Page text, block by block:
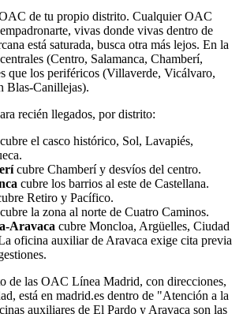
de tu propio distrito. Cualquier OAC
vivas donde vivas dentro de
está saturada, busca otra más lejos. En la
(Centro, Salamanca, Chamberí,
que los periféricos (Villaverde, Vicálvaro,
Blas-Canillejas).
recién llegados, por distrito:
cubre el casco histórico, Sol, Lavapiés,
cubre Chamberí y desvíos del centro.
cubre los barrios al este de Castellana.
Retiro y Pacífico.
cubre la zona al norte de Cuatro Caminos.
Aravaca cubre Moncloa, Argüelles, Ciudad
oficina auxiliar de Aravaca exige cita previa
de las OAC Línea Madrid, con direcciones,
está en madrid.es dentro de "Atención a la
auxiliares de El Pardo y Aravaca son las